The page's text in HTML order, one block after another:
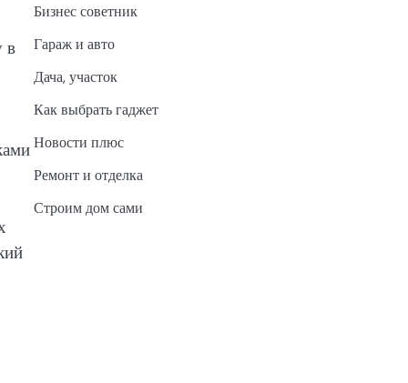
в
Бизнес советник
Гараж и авто
Дача, участок
Как выбрать гаджет
Новости плюс
Ремонт и отделка
Строим дом сами